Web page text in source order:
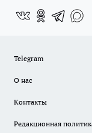
Telegram
О нас
Контакты
Редакционная